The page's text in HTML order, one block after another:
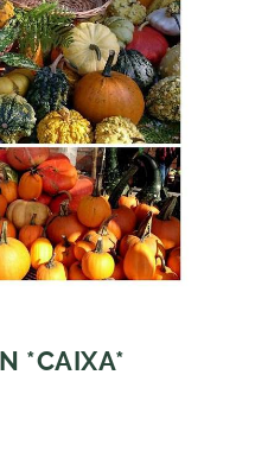
*CAIXA*